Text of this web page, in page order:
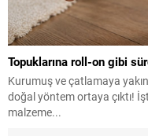
Topuklarına roll-on gibi
Kurumuş ve çatlamaya
doğal yöntem ortaya çıktı!
malzeme...